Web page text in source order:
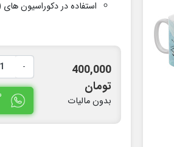
استفاده در دکوراسیون های
400,000
تومان
بدون مالیات
-